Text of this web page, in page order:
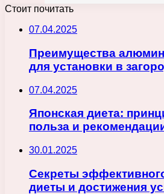
Стоит почитать
07.04.2025
Преимущества
для установки в
07.04.2025
Японская диета:
польза и
30.01.2025
Секреты
диеты и достижения